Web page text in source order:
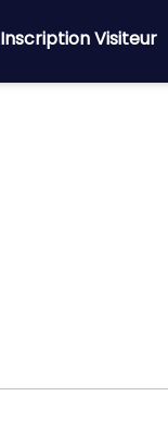
Inscription Visiteur